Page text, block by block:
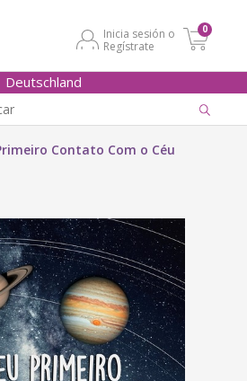
Inicia sesión o
Regístrate
0
Deutschland
Contato Com o Céu